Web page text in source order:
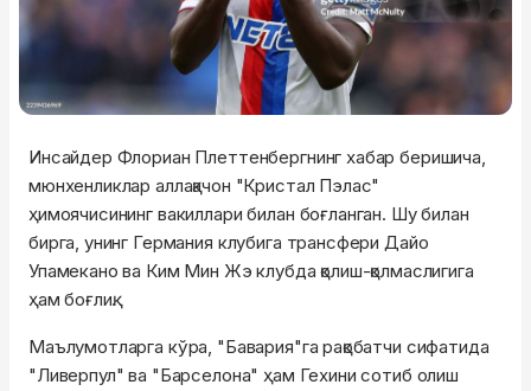
Инсайдер Флориан Плеттенбергнинг хабар беришича,
мюнхенликлар аллақачон "Кристал Пэлас"
ҳимоячисининг вакиллари билан боғланган. Шу билан
бирга, унинг Германия клубига трансфери Дайо
Упамекано ва Ким Мин Жэ клубда қолиш-қолмаслигига
ҳам боғлиқ.
Маълумотларга кўра, "Бавария"га рақобатчи сифатида
"Ливерпул" ва "Барселона" ҳам Гехини сотиб олиш